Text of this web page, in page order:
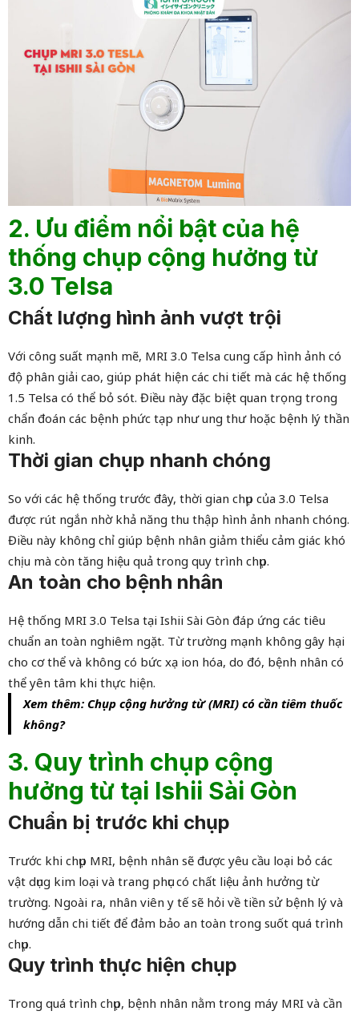
2. Ưu điểm nổi bật của hệ
thống chụp cộng hưởng từ
3.0 Telsa
Chất lượng hình ảnh vượt trội
Với công suất mạnh mẽ, MRI 3.0 Telsa cung cấp hình ảnh có
độ phân giải cao, giúp phát hiện các chi tiết mà các hệ thống
1.5 Telsa có thể bỏ sót. Điều này đặc biệt quan trọng trong
chẩn đoán các bệnh phức tạp như ung thư hoặc bệnh lý thần
kinh.
Thời gian chụp nhanh chóng
So với các hệ thống trước đây, thời gian chụp của 3.0 Telsa
được rút ngắn nhờ khả năng thu thập hình ảnh nhanh chóng.
Điều này không chỉ giúp bệnh nhân giảm thiểu cảm giác khó
chịu mà còn tăng hiệu quả trong quy trình chụp.
An toàn cho bệnh nhân
Hệ thống MRI 3.0 Telsa tại Ishii Sài Gòn đáp ứng các tiêu
chuẩn an toàn nghiêm ngặt. Từ trường mạnh không gây hại
cho cơ thể và không có bức xạ ion hóa, do đó, bệnh nhân có
thể yên tâm khi thực hiện.
Xem thêm: Chụp cộng hưởng từ (MRI) có cần tiêm thuốc
không?
3. Quy trình chụp cộng
hưởng từ tại Ishii Sài Gòn
Chuẩn bị trước khi chụp
Trước khi chụp MRI, bệnh nhân sẽ được yêu cầu loại bỏ các
vật dụng kim loại và trang phục có chất liệu ảnh hưởng từ
trường. Ngoài ra, nhân viên y tế sẽ hỏi về tiền sử bệnh lý và
hướng dẫn chi tiết để đảm bảo an toàn trong suốt quá trình
chụp.
Quy trình thực hiện chụp
Trong quá trình chụp, bệnh nhân nằm trong máy MRI và cần